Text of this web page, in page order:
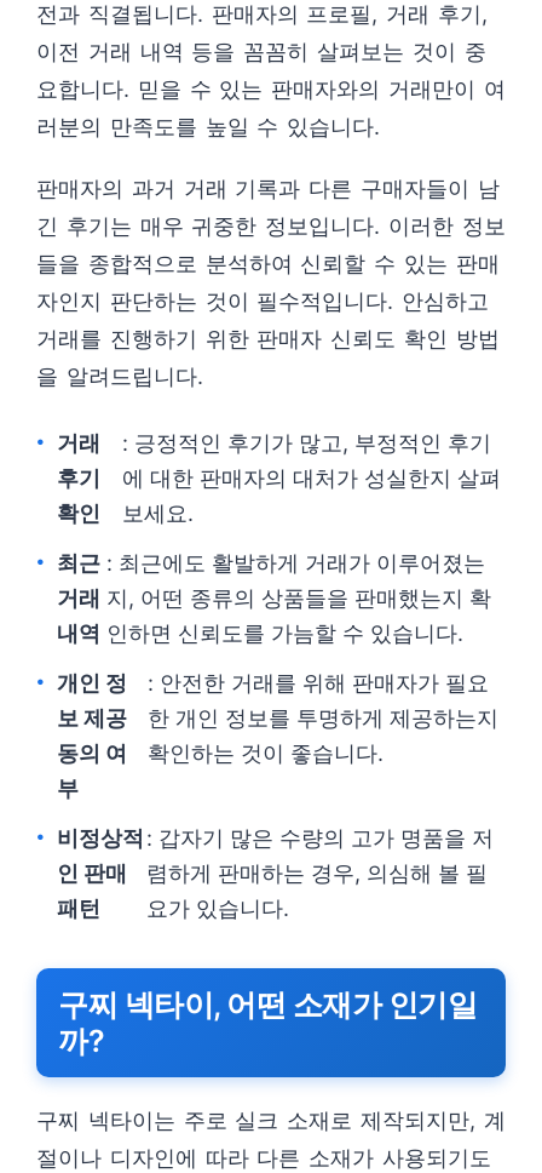
전과 직결됩니다. 판매자의 프로필, 거래 후기,
이전 거래 내역 등을 꼼꼼히 살펴보는 것이 중
요합니다. 믿을 수 있는 판매자와의 거래만이 여
러분의 만족도를 높일 수 있습니다.
판매자의 과거 거래 기록과 다른 구매자들이 남
긴 후기는 매우 귀중한 정보입니다. 이러한 정보
들을 종합적으로 분석하여 신뢰할 수 있는 판매
자인지 판단하는 것이 필수적입니다. 안심하고
거래를 진행하기 위한 판매자 신뢰도 확인 방법
을 알려드립니다.
거래
후기
확인
: 긍정적인 후기가 많고, 부정적인 후기
에 대한 판매자의 대처가 성실한지 살펴
보세요.
최근
거래
내역
: 최근에도 활발하게 거래가 이루어졌는
지, 어떤 종류의 상품들을 판매했는지 확
인하면 신뢰도를 가늠할 수 있습니다.
개인 정
보 제공
동의 여
부
: 안전한 거래를 위해 판매자가 필요
한 개인 정보를 투명하게 제공하는지
확인하는 것이 좋습니다.
비정상적
인 판매
패턴
: 갑자기 많은 수량의 고가 명품을 저
렴하게 판매하는 경우, 의심해 볼 필
요가 있습니다.
구찌 넥타이, 어떤 소재가 인기일
까?
구찌 넥타이는 주로 실크 소재로 제작되지만, 계
절이나 디자인에 따라 다른 소재가 사용되기도